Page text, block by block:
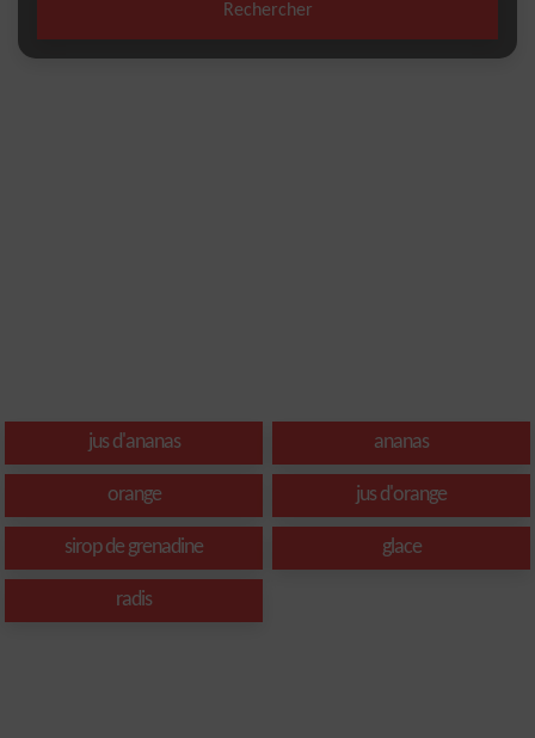
Rechercher
jus d'ananas ananas
orange jus d'orange
sirop de grenadine glace
radis